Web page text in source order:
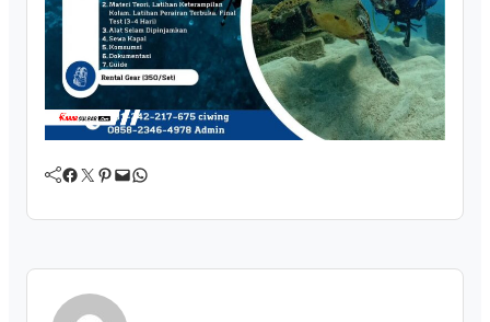
Facebook Twitter Pinterest Mail WhatsApp